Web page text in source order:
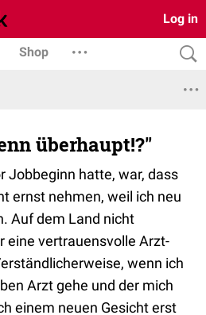
Log in
Shop
überhaupt!?"
Jobbeginn hatte, war, dass
ernst nehmen, weil ich neu
Auf dem Land nicht
eine vertrauensvolle Arzt-
wenn ich
Arzt gehe und der mich
einem neuen Gesicht erst